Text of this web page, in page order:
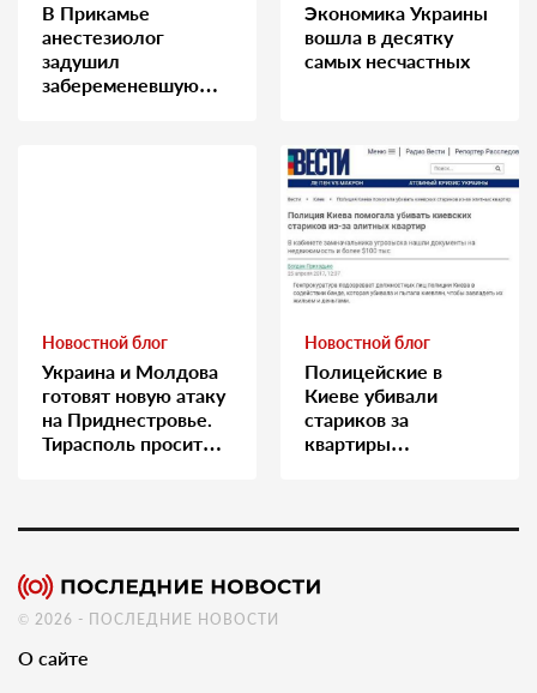
В Прикамье
анестезиолог
задушил
забеременевшую
Экономика Украины
вошла в десятку
самых несчастных
Новостной блог
Украина и Молдова
готовят новую атаку
на Приднестровье.
Тирасполь просит
Новостной блог
Полицейские в
Киеве убивали
стариков за
квартиры…
© 2026 - ПОСЛЕДНИЕ НОВОСТИ
О сайте